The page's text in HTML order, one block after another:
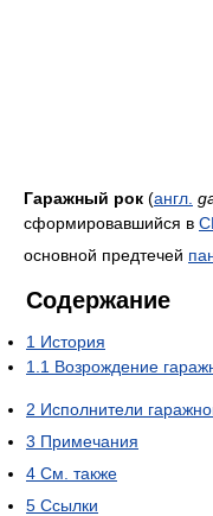
Гаражный рок (англ.
сформировавшийся в
основной предтечей
Содержание
1 История
1.1 Возрождение
2 Исполнители
3 Примечания
4 См. также
5 Ссылки